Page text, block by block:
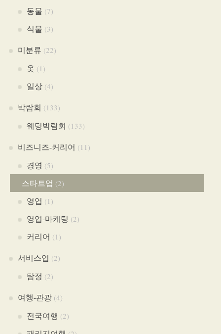
동물 (7)
식물 (3)
미분류 (22)
옷 (1)
일상(4)
박람회 (133)
웨딩박람회 (133)
비즈니즈-커리어 (11)
경영 (5)
스타트업 (2)
영업 (1)
영업-마케팅 (2)
커리어 (1)
서비스업 (2)
탐정 (2)
여행-관광(4)
전국여행 (2)